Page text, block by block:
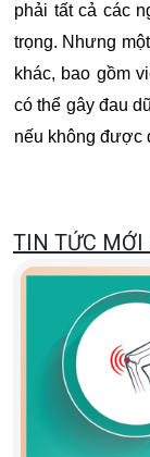
phải tất cả các
trọng. Nhưng
khác, bao gồm
có thể gây đau
nếu không được
TIN TỨC